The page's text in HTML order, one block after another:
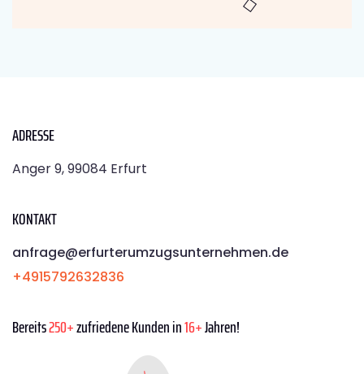
ADRESSE
Anger 9, 99084 Erfurt
KONTAKT
anfrage@erfurterumzugsunternehmen.de
+4915792632836
Bereits250+zufriedene Kunden in16+Jahren!